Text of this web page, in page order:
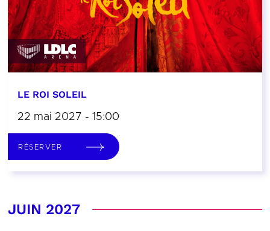
LE ROI SOLEIL
22 mai 2027 - 15:00
RÉSERVER
JUIN 2027